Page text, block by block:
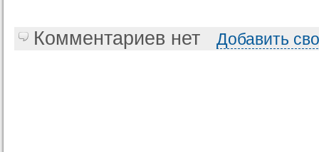
Комментариев нет Добавить